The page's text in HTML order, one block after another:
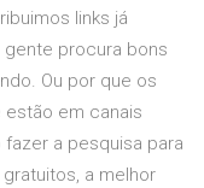
links já
gente procura bons
Ou por que os
em canais
a pesquisa para
a melhor